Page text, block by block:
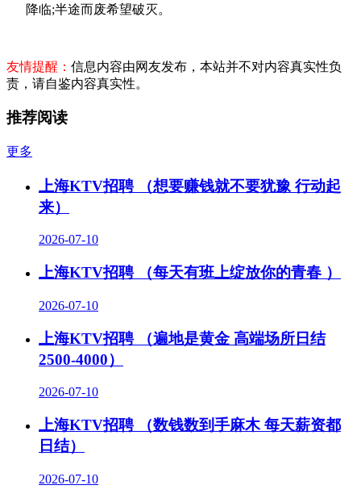
降临;半途而废希望破灭。
友情提醒： 信息内容由网友发布，本站并不对内容真实性负
责，请自鉴内容真实性。
推荐阅读
更多
上海KTV招聘 （想要赚钱就不要犹豫 行动起
来）
2026-07-10
上海KTV招聘 （每天有班上绽放你的青春 ）
2026-07-10
上海KTV招聘 （遍地是黄金 高端场所日结
2500-4000）
2026-07-10
上海KTV招聘 （数钱数到手麻木 每天薪资都
日结）
2026-07-10